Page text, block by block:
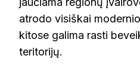
atrodo visiškai
kitose galima rasti
teritorijų.